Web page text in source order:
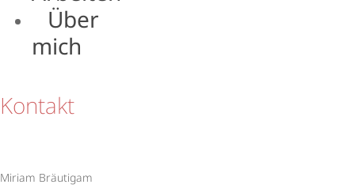
Über
mich
Kontakt
Miriam Bräutigam